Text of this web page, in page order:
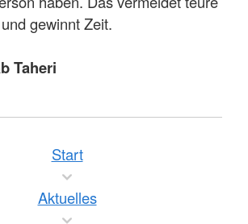
gewinnt Zeit.
Taheri
Start
Aktuelles